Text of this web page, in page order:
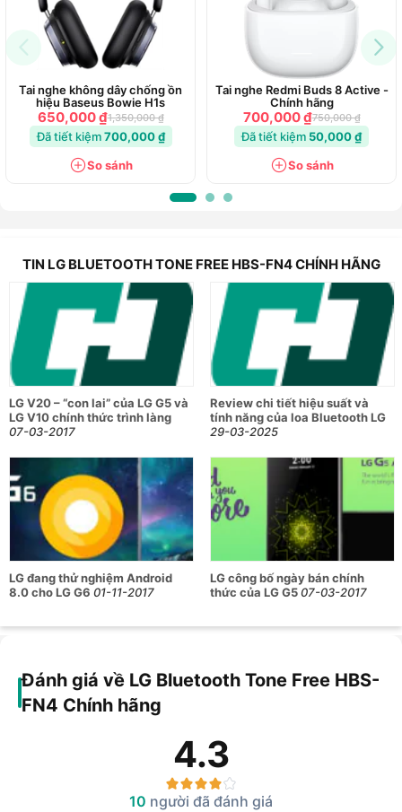
Thiết kế vừa khít cũng giúp nâng cao khả năng chống tiếng
tạp âm của tai nghe, giúp người dùng bớt bị làm phiền bởi
tiếng ồn bên ngoài ảnh hưởng tới chất lượng âm nhạc. Chế
độ âm thanh xung quanh cũng giúp bạn nghe được tiếng nói
chuyện hoặc các thông báo xung quanh trong lúc tận hưởng
bài hát yêu thích.
Đặc biệt, tai nghe TONE Free được trang bị công nghệ
Headphone Spatial Processing, không chỉ tái tạo một sân
loa thực sự mà còn mang đến giọng hát với sự rõ ràng
nguyên sơ. Đây là một trải nghiệm nghe nhạc mới mẻ giúp
bạn quên đi rằng mình đang đeo tai nghe.
Tăng cường trải nghiệm với phần mềm
chuyên biệt
Người dùng có thể sử dụng ứng dụng TONE Free được LG
nghiệm toàn bộ những tính năng thông minh của chiếc tai
Tai nghe không dây chống ồn
hiệu Baseus Bowie H1s
650,000 ₫1,350,000 ₫
Đã tiết kiệm700,000 ₫
So sánh
Tai nghe Redmi Buds 8 Active -
Chính hãng
700,000 ₫750,000 ₫
Đã tiết kiệm 50,000 ₫
So sánh
TIN LG BLUETOOTH TONE FREE HBS-FN4 CHÍNH HÃNG
LG V20 – “con lai” của LG G5 và
LG V10 chính thức trình làng
07-03-2017
Review chi tiết hiệu suất và
tính năng của loa Bluetooth LG
29-03-2025
LG đang thử nghiệm Android
8.0 cho LG G6 01-11-2017
LG công bố ngày bán chính
thức của LG G507-03-2017
Đánh giá về LG Bluetooth Tone Free HBS-
FN4 Chính hãng
4.3
10 người đã đánh giá